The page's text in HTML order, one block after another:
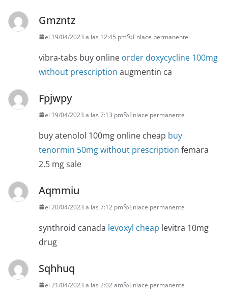
Gmzntz
el 19/04/2023 a las 12:45 pm Enlace permanente
vibra-tabs buy online order doxycycline 100mg
without prescription augmentin ca
Fpjwpy
el 19/04/2023 a las 7:13 pm Enlace permanente
buy atenolol 100mg online cheap buy
tenormin 50mg without prescription femara
2.5 mg sale
Aqmmiu
el 20/04/2023 a las 7:12 pm Enlace permanente
synthroid canada levoxyl cheap levitra 10mg
drug
Sqhhuq
el 21/04/2023 a las 2:02 am Enlace permanente